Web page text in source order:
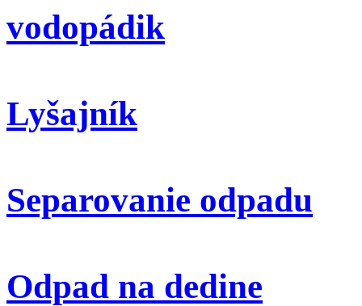
vodopádik
Lyšajník
Separovanie odpadu
Odpad na dedine